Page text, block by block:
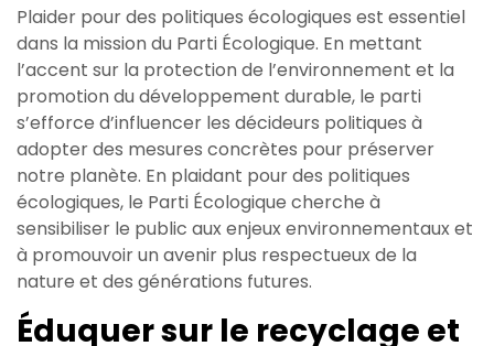
Plaider pour des politiques écologiques est essentiel
dans la mission du Parti Écologique. En mettant
l’accent sur la protection de l’environnement et la
promotion du développement durable, le parti
s’efforce d’influencer les décideurs politiques à
adopter des mesures concrètes pour préserver
notre planète. En plaidant pour des politiques
écologiques, le Parti Écologique cherche à
sensibiliser le public aux enjeux environnementaux et
à promouvoir un avenir plus respectueux de la
nature et des générations futures.
Éduquer sur le recyclage et